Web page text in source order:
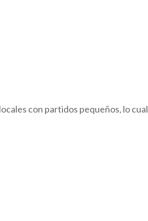
con partidos pequeños, lo cual